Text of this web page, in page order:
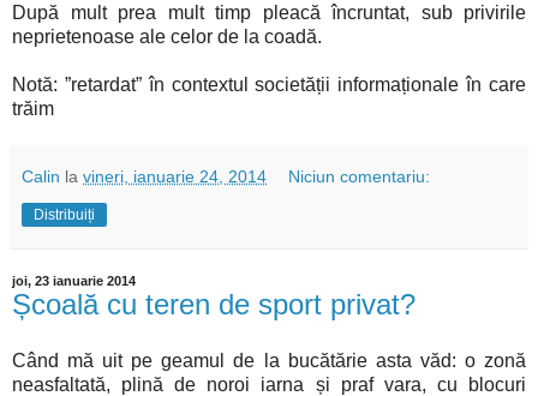
După mult prea mult timp pleacă încruntat, sub privirile
neprietenoase ale celor de la coadă.
Notă: ”retardat” în contextul societății informaționale în care
trăim
Calin la vineri, ianuarie 24, 2014 Niciun comentariu:
Distribuiți
joi, 23 ianuarie 2014
Școală cu teren de sport privat?
Când mă uit pe geamul de la bucătărie asta văd: o zonă
neasfaltată, plină de noroi iarna și praf vara, cu blocuri